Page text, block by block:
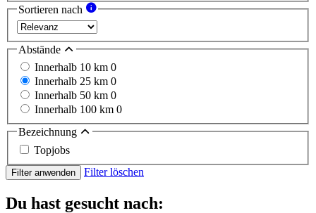
Sortieren nach
Abstände
Innerhalb 10 km 0
Innerhalb 25 km 0
Innerhalb 50 km 0
Innerhalb 100 km 0
Bezeichnung
Topjobs
Filter anwenden Filter löschen
Du hast gesucht nach: